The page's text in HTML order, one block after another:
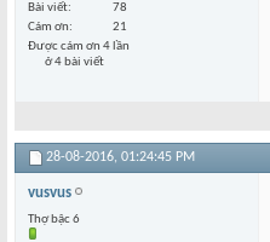
Bài viết
78
Cám ơn
21
Được cám ơn 4 lần
ở 4 bài viết
28-08-2016, 01:24:45 PM
vusvus
Thợ bậc 6